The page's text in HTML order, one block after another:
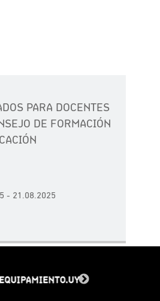
PARA DOCENTES
DE FORMACIÓN
- 21.08.2025